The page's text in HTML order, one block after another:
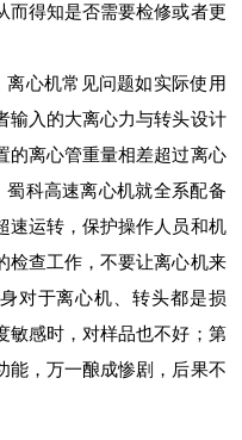
而得知是否需要检修或者更
心机常见问题如实际使用
输入的大离心力与转头设计
的离心管重量相差超过离心
科高速离心机就全系配备
速运转，保护操作人员和机
检查工作，不要让离心机来
对于离心机、转头都是损
敏感时，对样品也不好；第
能，万一酿成惨剧，后果不